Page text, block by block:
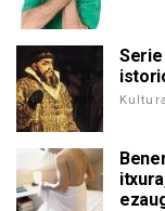
Serie
Kultura